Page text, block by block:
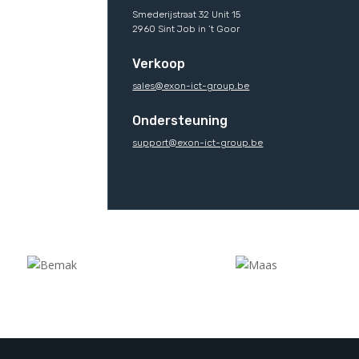
Smederijstraat 32 Unit 15
2960 Sint Job in ’t Goor
Verkoop
sales@exon-ict-group.be
Ondersteuning
support@exon-ict-group.be